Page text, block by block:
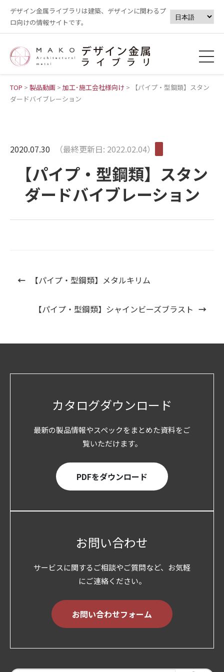
デザイン金属ライブラリは建築、デザインに関わるプ
ロ向けの情報サイトです。
TOP > 製品動画 > 加工･施工会社様向け >
【パイプ・型鋼類】スタン
ダードバイブレーション
2020.07.30 （最終更新日: 2022.02.04）
【パイプ・型鋼類】スタン
ダードバイブレーション
← 【パイプ・型鋼類】メタルキリム
【パイプ・型鋼類】シャインビーズブラスト →
カタログダウンロード
最新の製品情報やスペックをまとめた資料をご
覧いただけます。
PDFをダウンロード
お問い合わせ
サービスに関するご相談やご質問など、お気軽
にご連絡ください。
お問い合わせフォーム